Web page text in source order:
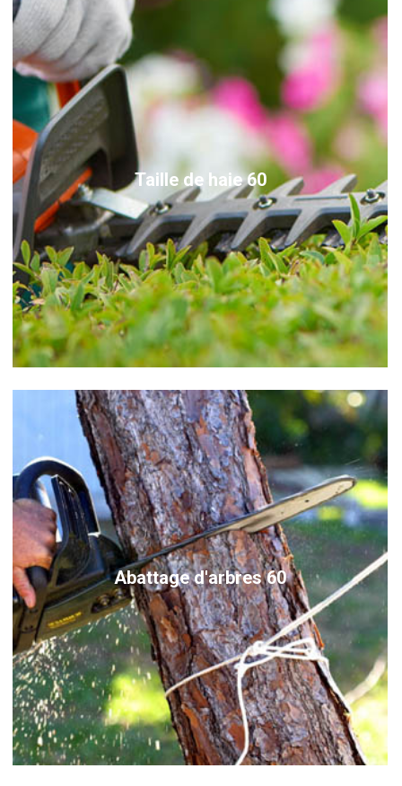
Taille de haie 60
Abattage d'arbres 60